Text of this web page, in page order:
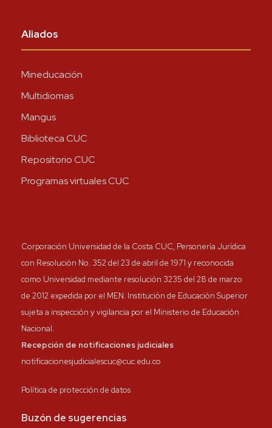
Aliados
Mineducación
Multidiomas
Mangus
Biblioteca CUC
Repositorio CUC
Programas virtuales CUC
Corporación Universidad de la Costa CUC, Personería Jurídica
con Resolución No. 352 del 23 de abril de 1971 y reconocida
como Universidad mediante resolución 3235 del 28 de marzo
de 2012 expedida por el MEN. Institución de Educación Superior
sujeta a inspección y vigilancia por el Ministerio de Educación
Nacional.
Recepción de notificaciones judiciales
notificacionesjudicialescuc@cuc.edu.co
Política de protección de datos
Buzón de sugerencias